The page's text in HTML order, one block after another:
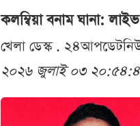
কলম্বিয়া বনাম ঘানা:
খেলা ডেস্ক .
২০২৬ জুলাই ০৩